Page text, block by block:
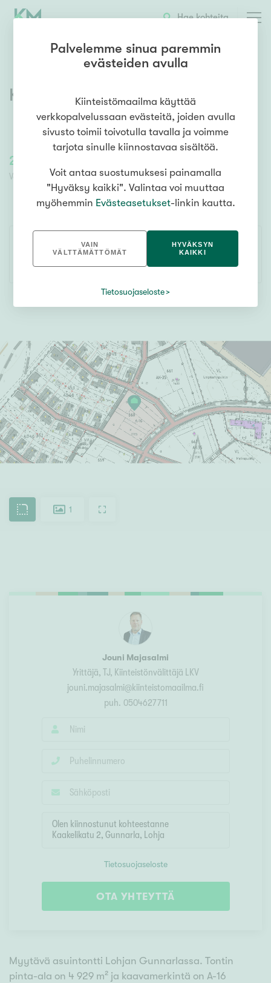
Hae kohteita
Kaakelikatu 2,Gunnarla
245 000,00 €
Velaton lähtöhinta Lähtöhinta ilman velkaosuutta
SEURAA KOHDETTA
1
Jouni Majasalmi
Yrittäjä, TJ, Kiinteistönvälittäjä LKV
jouni.majasalmi@kiinteistomaailma.fi
puh. 0504627711
Tietosuojaseloste
OTA YHTEYTTÄ
Myytävä asuintontti Lohjan Gunnarlassa. Tontin
pinta-ala on 4 929 m² ja kaavamerkintä on A-16
Palvelemme sinua paremmin
evästeiden avulla
Kiinteistömaailma käyttää
verkkopalvelussaan evästeitä, joiden avulla
sivusto toimii toivotulla tavalla ja voimme
tarjota sinulle kiinnostavaa sisältöä.
Voit antaa suostumuksesi painamalla
"Hyväksy kaikki". Valintaa voi muuttaa
myöhemmin Evästeasetukset-linkin kautta.
VAIN
VÄLTTÄMÄTTÖMÄT
HYVÄKSYN
KAIKKI
Tietosuojaseloste